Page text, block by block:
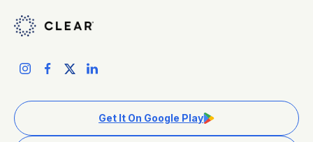
Get It On Google Play